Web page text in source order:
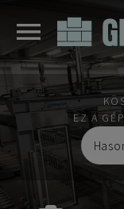
EZ A